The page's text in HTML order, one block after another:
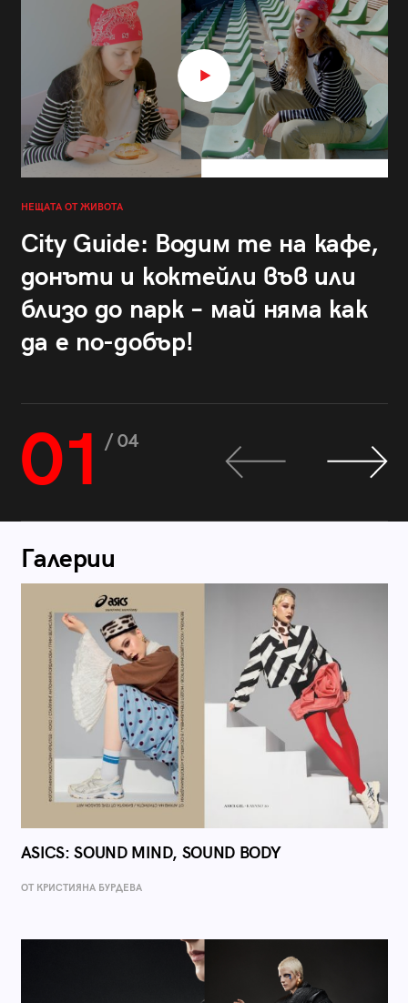
НЕЩАТА ОТ ЖИВОТА
City Guide: Водим те на кафе,
донъти и коктейли във или
близо до парк – май няма как
да е по-добър!
01 / 04
Галерии
ASICS: SOUND MIND, SOUND BODY
ОТ КРИСТИЯНА БУРДЕВА